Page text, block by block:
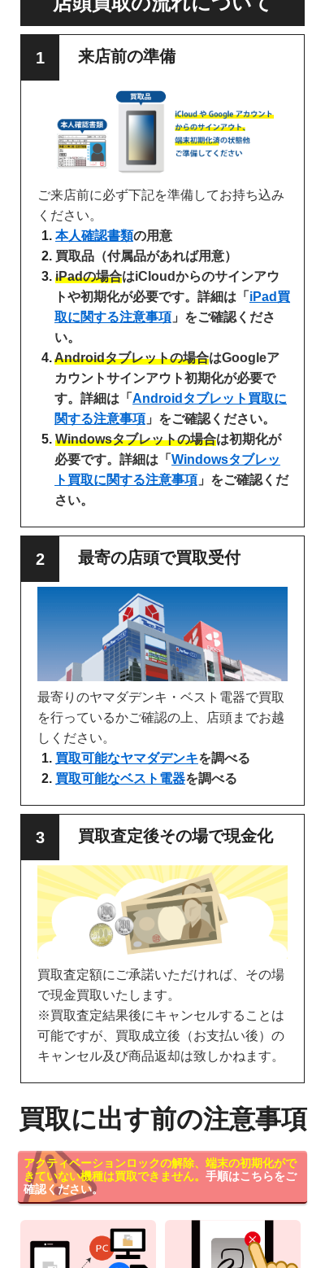
来店前の準備
ご来店前に必ず下記を準備してお持ち込み
ください。
本人確認書類の用意
買取品（付属品があれば用意）
iPadの場合はiCloudからのサインアウ
トや初期化が必要です。詳細は「 iPad買
取に関する注意事項 」をご確認くださ
い。
Androidタブレットの場合はGoogleア
カウントサインアウト初期化が必要で
す。詳細は「 Androidタブレット買取に
関する注意事項 」をご確認ください。
Windowsタブレットの場合は初期化が
必要です。詳細は「 Windowsタブレッ
ト買取に関する注意事項 」をご確認くだ
さい。
最寄の店頭で買取受付
最寄りのヤマダデンキ・ベスト電器で買取
を行っているかご確認の上、店頭までお越
しください。
買取可能なヤマダデンキを調べる
買取可能なベスト電器を調べる
買取査定後その場で現金化
買取査定額にご承諾いただければ、その場
で現金買取いたします。
※買取査定結果後にキャンセルすることは
可能ですが、買取成立後（お支払い後）の
キャンセル及び商品返却は致しかねます。
買取に出す前の注意事項
アクティベーションロックの解除、端末の初期化がで
きていない機種は買取できません。 手順はこちらをご
確認ください。